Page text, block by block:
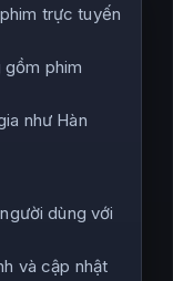
trực tuyến
phim
như Hàn
dùng với
và cập nhật